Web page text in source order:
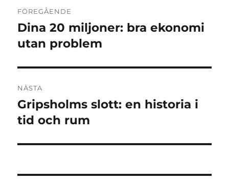
FÖREGÅENDE
Föregående
inlägg:
Dina 20 miljoner: bra ekonomi
utan problem
NÄSTA
Nästa
inlägg:
Gripsholms slott: en historia i
tid och rum